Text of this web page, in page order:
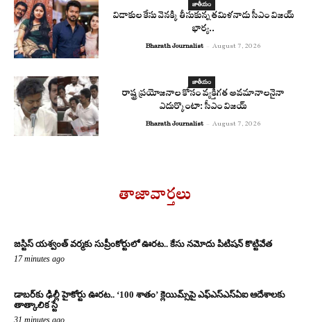
జాతీయం
విడాకుల కేసు వెనక్కి తీసుకున్న తమిళనాడు సీఎం విజయ్
భార్య..
Bharath Journalist - August 7, 2026
జాతీయం
రాష్ట్ర ప్రయోజనాల కోసం వ్యక్తిగత అవమానాలనైనా
ఎదుర్కొంటా: సీఎం విజయ్
Bharath Journalist - August 7, 2026
తాజావార్తలు
జస్టిస్ యశ్వంత్ వర్మకు సుప్రీంకోర్టులో ఊరట.. కేసు నమోదు పిటిషన్ కొట్టివేత
17 minutes ago
డాబర్‌కు ఢిల్లీ హైకోర్టు ఊరట.. ‘100 శాతం’ క్లెయిమ్స్‌పై ఎఫ్‌ఎస్‌ఎస్‌ఏఐ ఆదేశాలకు
తాత్కాలిక స్టే
31 minutes ago